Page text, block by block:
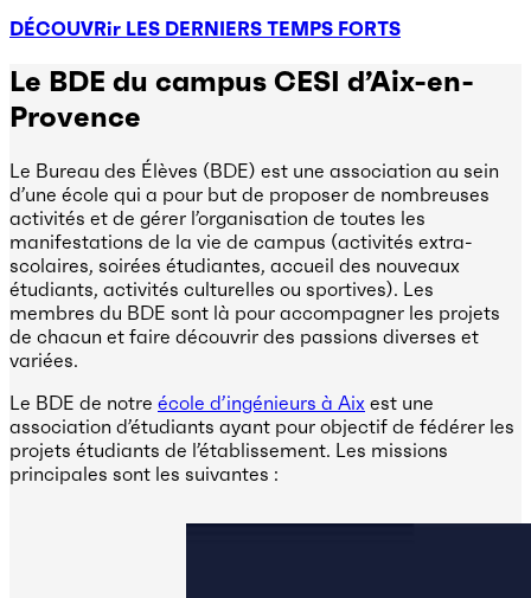
DÉCOUVRir LES DERNIERS TEMPS FORTS
Le BDE du campus CESI d’Aix-en-
Provence
Le Bureau des Élèves (BDE) est une association au sein
d’une école qui a pour but de proposer de nombreuses
activités et de gérer l’organisation de toutes les
manifestations de la vie de campus (activités extra-
scolaires, soirées étudiantes, accueil des nouveaux
étudiants, activités culturelles ou sportives). Les
membres du BDE sont là pour accompagner les projets
de chacun et faire découvrir des passions diverses et
variées.
Le BDE de notre école d’ingénieurs à Aix est une
association d’étudiants ayant pour objectif de fédérer les
projets étudiants de l’établissement. Les missions
principales sont les suivantes :